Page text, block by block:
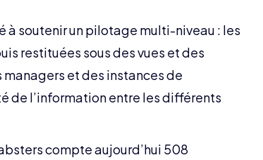
à soutenir un pilotage multi-niveau : les
restituées sous des vues et des
et des instances de
de l’information entre les différents
compte aujourd’hui 508